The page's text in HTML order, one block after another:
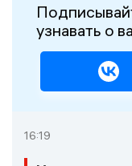
узнавать о
16:19